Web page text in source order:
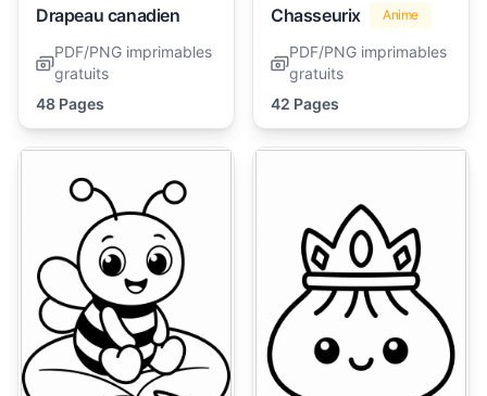
Drapeau canadien
PDF/PNG imprimables
gratuits
48 Pages
Chasseurix Anime
PDF/PNG imprimables
gratuits
42 Pages